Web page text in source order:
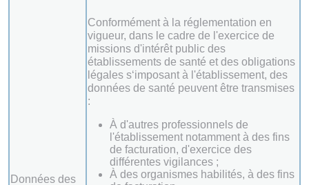
Données des
Conformément à la réglementation en
vigueur, dans le cadre de l'exercice de
missions d'intérêt public des
établissements de santé et des obligations
légales s‘imposant à l'établissement, des
données de santé peuvent être transmises
:
À d'autres professionnels de
l'établissement notamment à des fins
de facturation, d'exercice des
différentes vigilances ;
À des organismes habilités, à des fins